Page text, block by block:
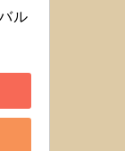
ル